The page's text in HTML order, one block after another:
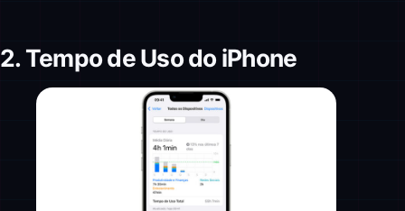
2. Tempo de Uso do iPhone